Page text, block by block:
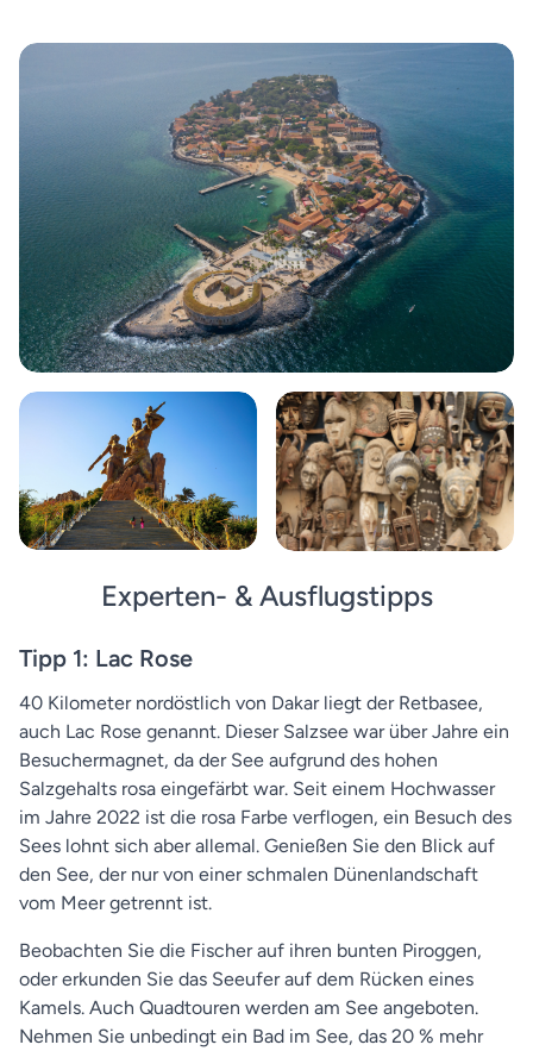
Experten- & Ausflugstipps
Tipp 1: Lac Rose
40 Kilometer nordöstlich von Dakar liegt der Retbasee,
auch Lac Rose genannt. Dieser Salzsee war über Jahre ein
Besuchermagnet, da der See aufgrund des hohen
Salzgehalts rosa eingefärbt war. Seit einem Hochwasser
im Jahre 2022 ist die rosa Farbe verflogen, ein Besuch des
Sees lohnt sich aber allemal. Genießen Sie den Blick auf
den See, der nur von einer schmalen Dünenlandschaft
vom Meer getrennt ist.
Beobachten Sie die Fischer auf ihren bunten Piroggen,
oder erkunden Sie das Seeufer auf dem Rücken eines
Kamels. Auch Quadtouren werden am See angeboten.
Nehmen Sie unbedingt ein Bad im See, das 20 % mehr